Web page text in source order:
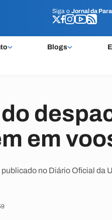
Siga o Jornal da
Blogs
Siga o Jornal da
em
no Diário Oficial da